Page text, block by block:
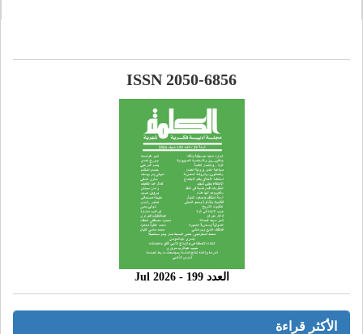
ISSN 2050-6856
العدد 199 - 2026 Jul
الأكثر قراءة